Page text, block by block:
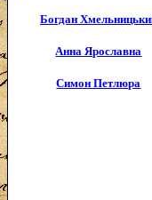
Богдан
Анна Ярославна
Симон Петлюра